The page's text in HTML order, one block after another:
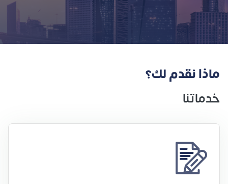
ماذا نقدم لك؟
خدماتنا